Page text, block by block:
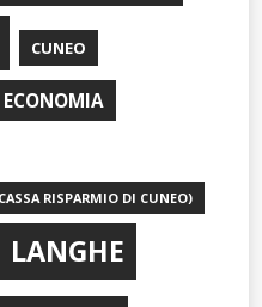
CUNEO
ECONOMIA
RISPARMIO DI CUNEO)
LANGHE